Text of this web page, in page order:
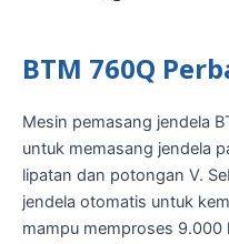
BTM 760Q
Mesin pemasang jendela
untuk memasang jendela
lipatan dan potongan V.
jendela otomatis untuk
mampu memproses